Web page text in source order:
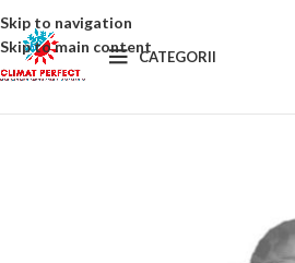
Skip to navigation
Skip to main content
CATEGORII